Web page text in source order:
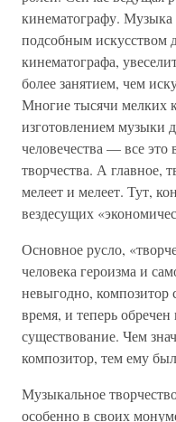
кинематографу. Музыка
подсобным искусством
кинематографа,
более занятием, чем
Многие тысячи мелких
изготовлением музыки
человечества — все
творчества. А главное,
мелеет и мелеет. Тут,
вездесущих
Основное русло,
человека героизма и
невыгодно, композитор
время, и теперь
существование. Чем
композитор, тем ему
Музыкальное
особенно в своих